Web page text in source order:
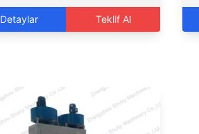
Detaylar Teklif Al